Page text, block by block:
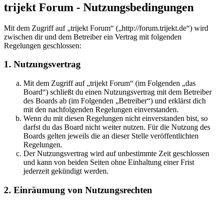
trijekt Forum - Nutzungsbedingungen
Mit dem Zugriff auf „trijekt Forum“ („http://forum.trijekt.de“) wird
zwischen dir und dem Betreiber ein Vertrag mit folgenden
Regelungen geschlossen:
1. Nutzungsvertrag
Mit dem Zugriff auf „trijekt Forum“ (im Folgenden „das
Board“) schließt du einen Nutzungsvertrag mit dem Betreiber
des Boards ab (im Folgenden „Betreiber“) und erklärst dich
mit den nachfolgenden Regelungen einverstanden.
Wenn du mit diesen Regelungen nicht einverstanden bist, so
darfst du das Board nicht weiter nutzen. Für die Nutzung des
Boards gelten jeweils die an dieser Stelle veröffentlichten
Regelungen.
Der Nutzungsvertrag wird auf unbestimmte Zeit geschlossen
und kann von beiden Seiten ohne Einhaltung einer Frist
jederzeit gekündigt werden.
2. Einräumung von Nutzungsrechten